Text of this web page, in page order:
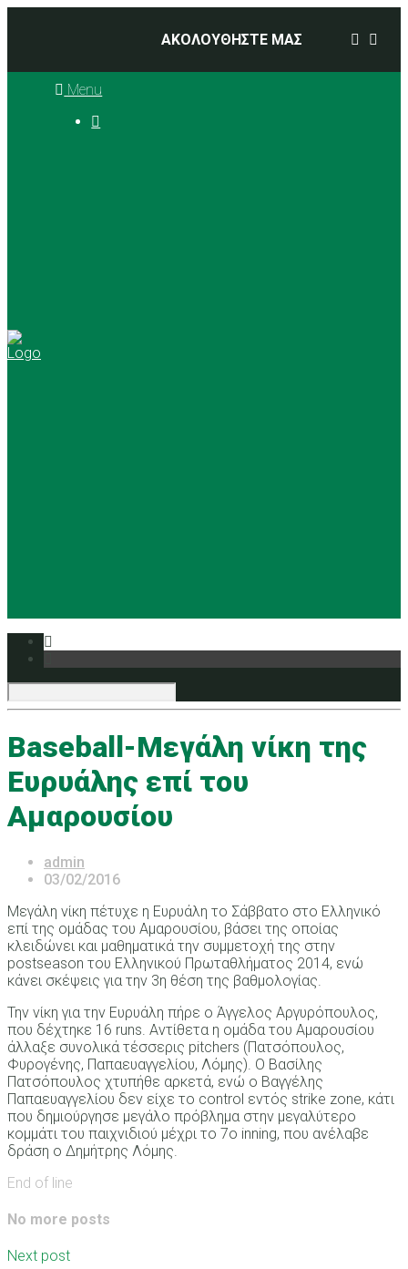
ΑΚΟΛΟΥΘΗΣΤΕ ΜΑΣ
Menu

Baseball-Μεγάλη νίκη της
Ευρυάλης επί του
Αμαρουσίου
admin
03/02/2016
Μεγάλη νίκη πέτυχε η Ευρυάλη το Σάββατο στο Ελληνικό
επί της ομάδας του Αμαρουσίου, βάσει της οποίας
κλειδώνει και μαθηματικά την συμμετοχή της στην
postseason του Ελληνικού Πρωταθλήματος 2014, ενώ
κάνει σκέψεις για την 3η θέση της βαθμολογίας.
Την νίκη για την Ευρυάλη πήρε ο Άγγελος Αργυρόπουλος,
που δέχτηκε 16 runs. Αντίθετα η ομάδα του Αμαρουσίου
άλλαξε συνολικά τέσσερις pitchers (Πατσόπουλος,
Φυρογένης, Παπαευαγγελίου, Λόμης). Ο Βασίλης
Πατσόπουλος χτυπήθε αρκετά, ενώ ο Βαγγέλης
Παπαευαγγελίου δεν είχε το control εντός strike zone, κάτι
που δημιούργησε μεγάλο πρόβλημα στην μεγαλύτερο
κομμάτι του παιχνιδιού μέχρι το 7ο inning, που ανέλαβε
δράση ο Δημήτρης Λόμης.
End of line
No more posts
Next post